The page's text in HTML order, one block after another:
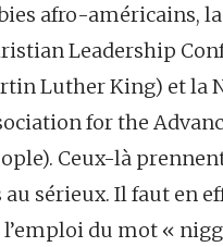
afro-américains, la
Leadership
Luther King) et la
for the
Ceux-là
sérieux. Il faut en
du mot «